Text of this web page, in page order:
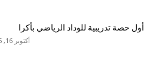
أول حصة تدريبية للوداد الرياضي بأكرا
أكتوبر 16, 2025 23:44